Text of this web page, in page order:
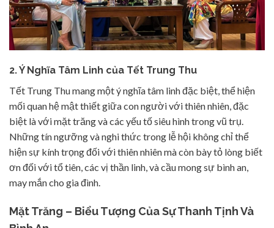
2. Ý Nghĩa Tâm Linh của Tết Trung Thu
Tết Trung Thu mang một ý nghĩa tâm linh đặc biệt, thể hiện
mối quan hệ mật thiết giữa con người với thiên nhiên, đặc
biệt là với mặt trăng và các yếu tố siêu hình trong vũ trụ.
Những tín ngưỡng và nghi thức trong lễ hội không chỉ thể
hiện sự kính trọng đối với thiên nhiên mà còn bày tỏ lòng biết
ơn đối với tổ tiên, các vị thần linh, và cầu mong sự bình an,
may mắn cho gia đình.
Mặt Trăng – Biểu Tượng Của Sự Thanh Tịnh Và